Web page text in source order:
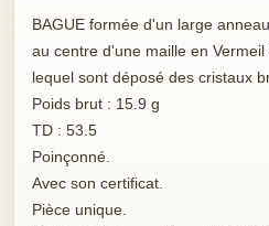
BAGUE formée d'un large
au centre d'une maille en
lequel sont déposé des cristaux
Poids brut : 15.9 g
TD : 53.5
Poinçonné.
Avec son certificat.
Pièce unique.